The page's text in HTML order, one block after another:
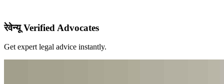
रेवेन्यू Verified Advocates
Get expert legal advice instantly.